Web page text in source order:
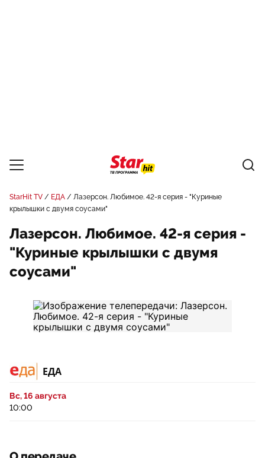
StarHit TV ЕДА
Лазерсон. Любимое. 42-я серия - "Куриные
крылышки с двумя соусами"
Лазерсон. Любимое. 42-я серия -
"Куриные крылышки с двумя
соусами"
ЕДА
Вс, 16 августа
10:00